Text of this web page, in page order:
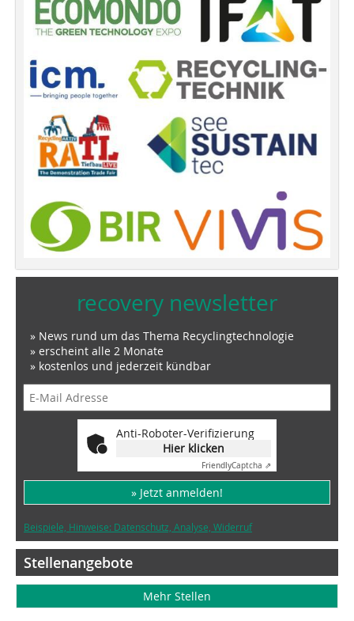
recovery newsletter
» News rund um das Thema Recyclingtechnologie
» erscheint alle 2 Monate
» kostenlos und jederzeit kündbar
Anti-Roboter-Verifizierung
Hier klicken
FriendlyCaptcha ⇗
» Jetzt anmelden!
Beispiele, Hinweise: Datenschutz, Analyse, Widerruf
Stellenangebote
Mehr Stellen